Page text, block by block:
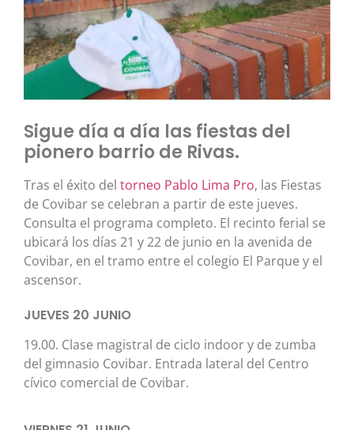
Sigue día a día las fiestas del
pionero barrio de Rivas.
Tras el éxito del torneo Pablo Lima Pro, las Fiestas
de Covibar se celebran a partir de este jueves.
Consulta el programa completo. El recinto ferial se
ubicará los días 21 y 22 de junio en la avenida de
Covibar, en el tramo entre el colegio El Parque y el
ascensor.
JUEVES 20 JUNIO
19.00. Clase magistral de ciclo indoor y de zumba
del gimnasio Covibar. Entrada lateral del Centro
cívico comercial de Covibar.